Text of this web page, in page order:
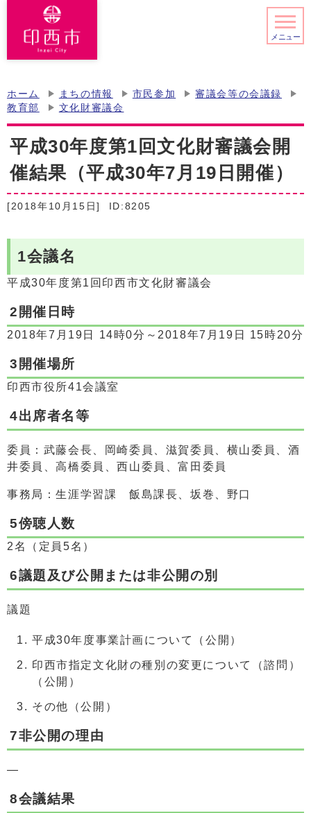
メニュー
ホーム まちの情報 市民参加
審議会等の会議録
教育部
文化財審議会
平成30年度第1回文化財審議会開
催結果（平成30年7月19日開催）
[2018年10月15日] ID:8205
1会議名
平成30年度第1回印西市文化財審議会
2開催日時
2018年7月19日 14時0分～2018年7月19日 15時20分
3開催場所
印西市役所41会議室
4出席者名等
委員：武藤会長、岡崎委員、滋賀委員、横山委員、酒
井委員、高橋委員、西山委員、富田委員
事務局：生涯学習課 飯島課長、坂巻、野口
5傍聴人数
2名（定員5名）
6議題及び公開または非公開の別
議題
平成30年度事業計画について（公開）
印西市指定文化財の種別の変更について（諮問）
（公開）
その他（公開）
7非公開の理由
―
8会議結果